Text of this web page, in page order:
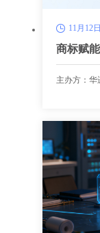
11月12日
商标赋
与出海
主办方：华